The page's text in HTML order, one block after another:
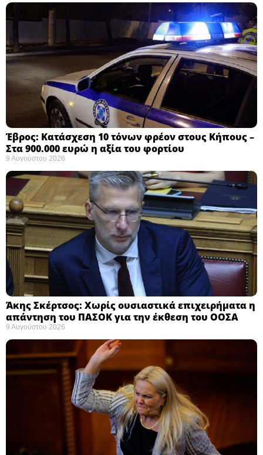
Έβρος: Κατάσχεση 10 τόνων φρέον στους Κήπους –
Στα 900.000 ευρώ η αξία του φορτίου ​
9 Αυγούστου 2026
Άκης Σκέρτσος: Χωρίς ουσιαστικά επιχειρήματα η
απάντηση του ΠΑΣΟΚ για την έκθεση του ΟΟΣΑ ​
9 Αυγούστου 2026